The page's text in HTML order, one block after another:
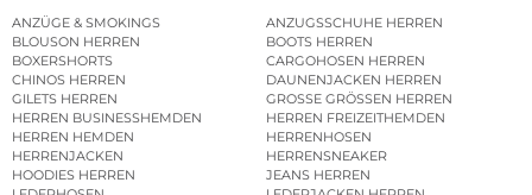
ANZÜGE & SMOKINGS
ANZUGSSCHUHE HERREN
BLOUSON HERREN
BOOTS HERREN
BOXERSHORTS
CARGOHOSEN HERREN
CHINOS HERREN
DAUNENJACKEN HERREN
GILETS HERREN
GROSSE GRÖSSEN HERREN
HERREN BUSINESSHEMDEN
HERREN FREIZEITHEMDEN
HERREN HEMDEN
HERRENHOSEN
HERRENJACKEN
HERRENSNEAKER
HOODIES HERREN
JEANS HERREN